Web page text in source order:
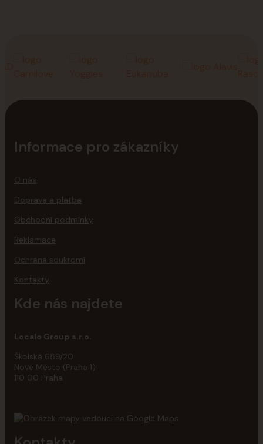
Informace pro zákazníky
O nás
Doprava a platba
Obchodní podmínky
Reklamace
Ochrana soukromí
Kontakty
Kde nás najdete
Localo Group s.r.o.
Školská 689/20
Nové Město (Praha 1)
110 00 Praha